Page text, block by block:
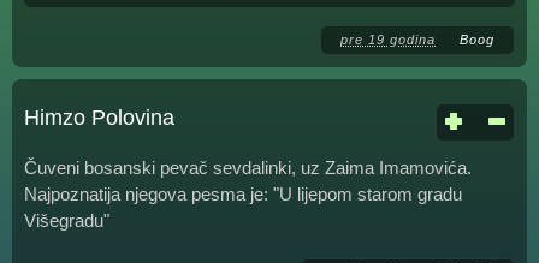
pre 19 godina Boog
Himzo Polovina
Čuveni bosanski pevač sevdalinki, uz Zaima Imamovića.
Najpoznatija njegova pesma je: "U lijepom starom gradu
Višegradu"